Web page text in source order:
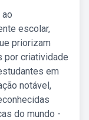
escolar,
priorizam
por criatividade
em
notável,
do mundo -